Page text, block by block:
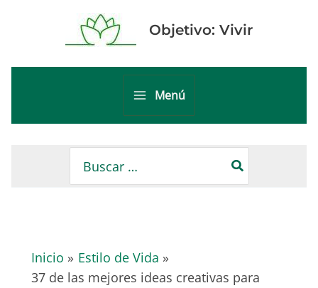
contenido
Objetivo: Vivir
Main
Menu
Menú
por:
Inicio
Estilo de Vida
37 de las mejores ideas creativas para